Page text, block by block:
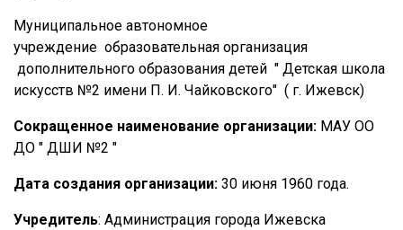
Муниципальное автономное
учреждение образовательная организация
дополнительного образования детей " Детская школа
искусств №2 имени П. И. Чайковского" ( г. Ижевск)
Сокращенное наименование организации: МАУ ОО
ДО " ДШИ №2 "
Дата создания организации: 30 июня 1960 года.
Учредитель: Администрация города Ижевска